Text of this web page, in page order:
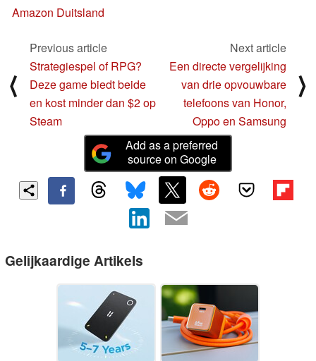
Amazon Duitsland
⟨
Previous article
Strategiespel of RPG?
Deze game biedt beide
en kost minder dan $2 op
Steam
Next article
Een directe vergelijking
van drie opvouwbare
telefoons van Honor,
Oppo en Samsung
⟩
Add as a preferred
source on Google
Gelijkaardige Artikels